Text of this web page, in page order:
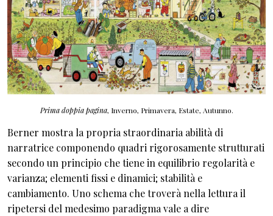
Prima doppia pagina, Inverno, Primavera, Estate, Autunno.
Berner mostra la propria straordinaria abilità di
narratrice componendo quadri rigorosamente strutturati
secondo un principio che tiene in equilibrio regolarità e
varianza; elementi fissi e dinamici; stabilità e
cambiamento. Uno schema che troverà nella lettura il
ripetersi del medesimo paradigma vale a dire